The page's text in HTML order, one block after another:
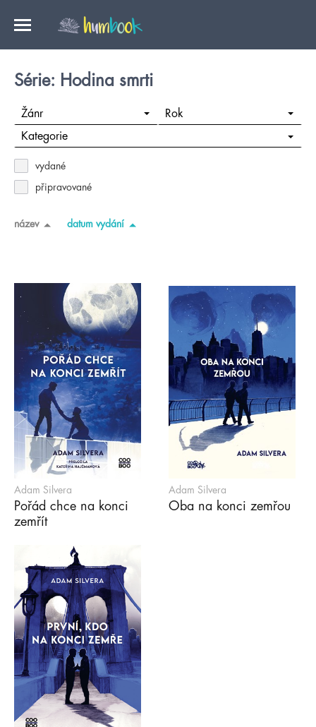
Série: Hodina smrti
Žánr Rok
Kategorie
vydané
připravované
název datum vydání
Adam Silvera
Pořád chce na konci
zemřít
Adam Silvera
Oba na konci zemřou